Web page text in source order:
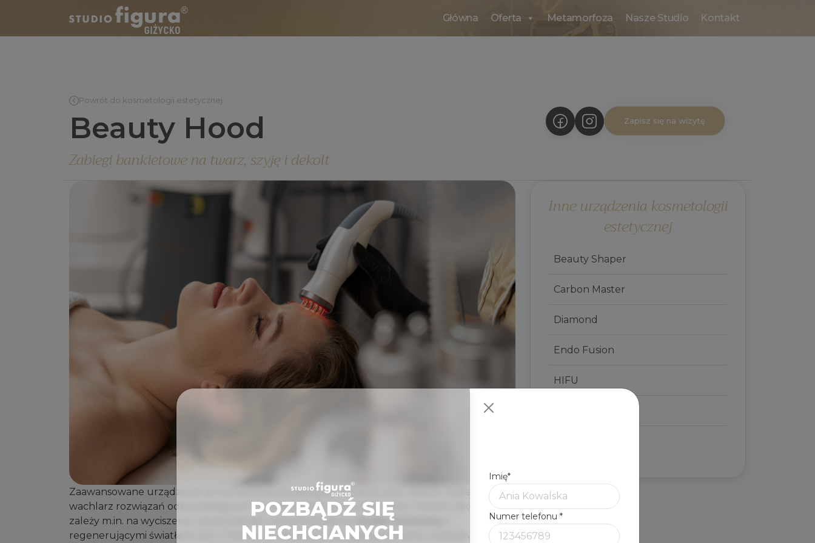
Główna Oferta Metamorfoza Nasze Studio Kontakt
Powrót do kosmetologii estetycznej
Beauty Hood
Zabiegi bankietowe na twarz, szyję i dekolt
Zapisz się na wizytę
Zaawansowane urządzenie do kompleksowej pielęgnacji twarzy, szyi i dekolt, które oferuje
wachlarz rozwiązań odpowiadających na indywidualne potrzeby skóry. Paniom, którym
zależy m.in. na wyciszeniu zaczerwienień, rekomendujemy
maskę fotonową
regenerującymi światłami LED. Z kolei w profilaktyce anti-aging polecamy rozgrzewające
Inne urządzenia kosmetologii
estetycznej
Beauty Shaper
Carbon Master
Diamond
Endo Fusion
HIFU
POZBĄDŹ SIĘ
NIECHCIANYCH
Imię*
Numer telefonu*